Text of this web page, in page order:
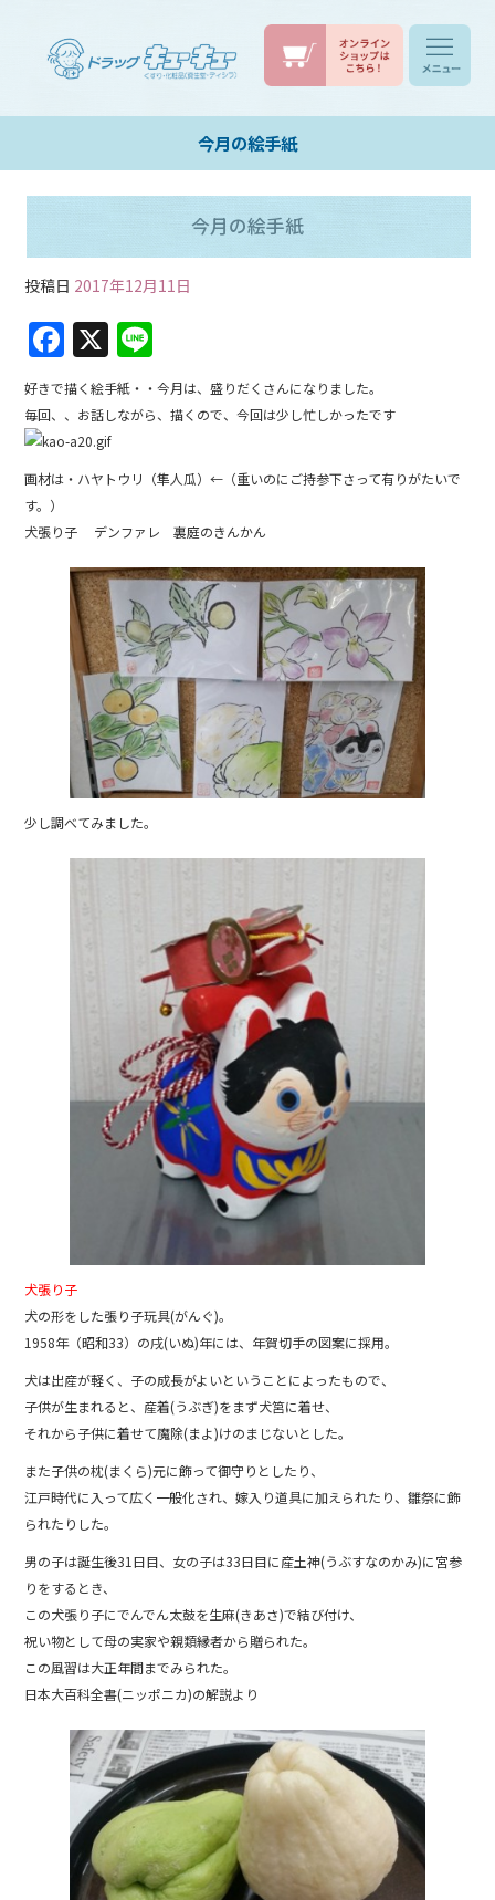
今月の絵手紙
今月の絵手紙
投稿日 2017年12月11日
F
a
c
e
b
o
o
k
X
n
e
好きで描く絵手紙・・今月は、盛りだくさんになりました。
毎回、、お話しながら、描くので、今回は少し忙しかったです
画材は・ハヤトウリ（隼人瓜）←（重いのにご持参下さって有りがたいで
す。）
犬張り子 デンファレ 裏庭のきんかん
少し調べてみました。
犬張り子
犬の形をした張り子玩具(がんぐ)。
1958年（昭和33）の戌(いぬ)年には、年賀切手の図案に採用。
犬は出産が軽く、子の成長がよいということによったもので、
子供が生まれると、産着(うぶぎ)をまず犬筥に着せ、
それから子供に着せて魔除(まよ)けのまじないとした。
また子供の枕(まくら)元に飾って御守りとしたり、
江戸時代に入って広く一般化され、嫁入り道具に加えられたり、雛祭に飾
られたりした。
男の子は誕生後31日目、女の子は33日目に産土神(うぶすなのかみ)に宮参
りをするとき、
この犬張り子にでんでん太鼓を生麻(きあさ)で結び付け、
祝い物として母の実家や親類縁者から贈られた。
この風習は大正年間までみられた。
日本大百科全書(ニッポニカ)の解説より